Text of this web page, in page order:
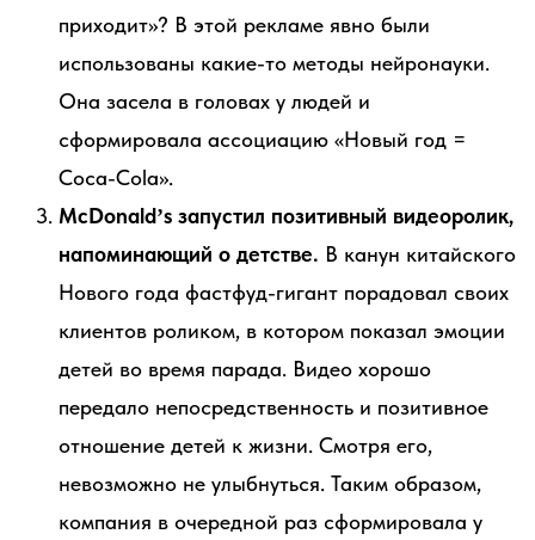
приходит»? В этой рекламе явно были
использованы какие-то методы нейронауки.
Она засела в головах у людей и
сформировала ассоциацию «Новый год =
Coca-Cola».
McDonald’s запустил позитивный видеоролик,
напоминающий о детстве. В канун китайского
Нового года фастфуд-гигант порадовал своих
клиентов роликом, в котором показал эмоции
детей во время парада. Видео хорошо
передало непосредственность и позитивное
отношение детей к жизни. Смотря его,
невозможно не улыбнуться. Таким образом,
компания в очередной раз сформировала у